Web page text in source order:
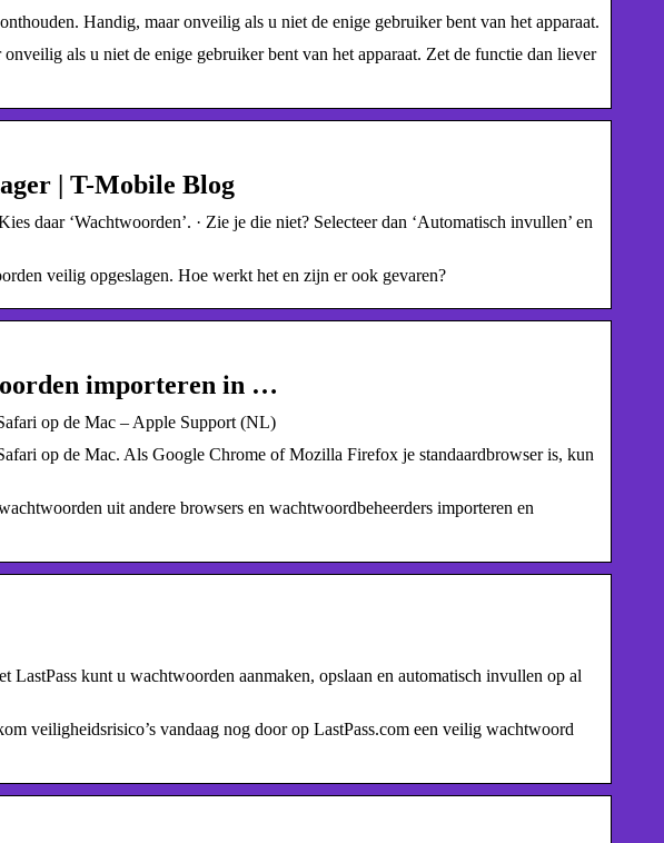
Handig, maar onveilig als u niet de enige gebruiker bent van het apparaat.
als u niet de enige gebruiker bent van het apparaat. Zet de functie dan liever
| T-Mobile Blog
daar ‘Wachtwoorden’. · Zie je die niet? Selecteer dan ‘Automatisch invullen’ en
veilig opgeslagen. Hoe werkt het en zijn er ook gevaren?
importeren in …
op de Mac – Apple Support (NL)
op de Mac. Als Google Chrome of Mozilla Firefox je standaardbrowser is, kun
uit andere browsers en wachtwoordbeheerders importeren en
kunt u wachtwoorden aanmaken, opslaan en automatisch invullen op al
veiligheidsrisico’s vandaag nog door op LastPass.com een veilig wachtwoord